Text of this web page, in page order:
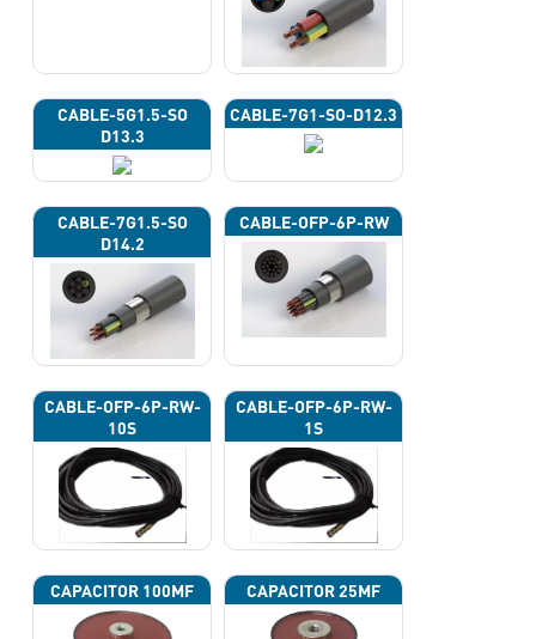
CABLE-5G1.5-SO
D13.3
CABLE-7G1-SO-D12.3
CABLE-7G1.5-SO
D14.2
CABLE-OFP-6P-RW
CABLE-OFP-6P-RW-
10S
CABLE-OFP-6P-RW-
1S
CAPACITOR 100ΜF CAPACITOR 25ΜF